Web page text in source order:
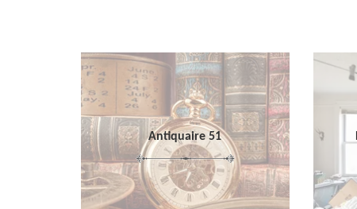
Antiquaire 51